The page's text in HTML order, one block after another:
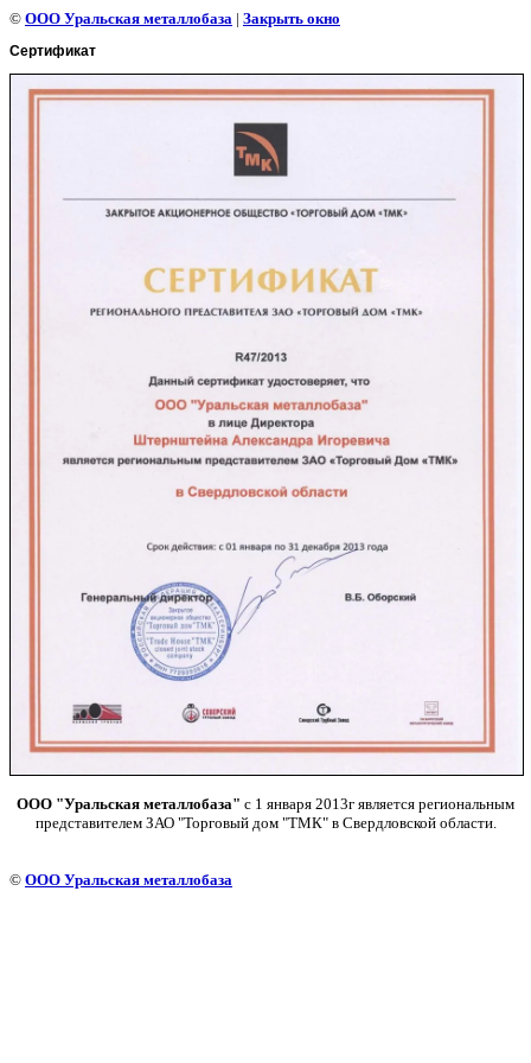
© ООО Уральская металлобаза | Закрыть окно
Сертификат
ООО "Уральская металлобаза" с 1 января 2013г является региональным
представителем ЗАО "Торговый дом "ТМК" в Свердловской области.
© ООО Уральская металлобаза